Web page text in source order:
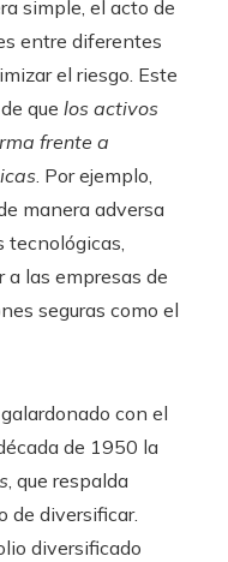
simple, el acto de
entre diferentes
el riesgo. Este
que los activos
frente a
. Por ejemplo,
manera adversa
tecnológicas,
las empresas de
seguras como el
con el
de 1950 la
, que respalda
de diversificar.
diversificado